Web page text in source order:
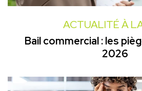
ACTUALITÉ À
Bail commercial : les
2026